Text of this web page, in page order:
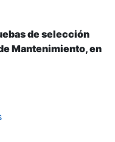
de selección
Mantenimiento, en